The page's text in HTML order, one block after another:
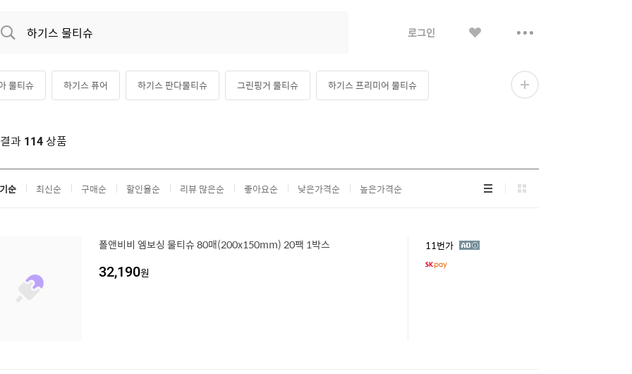
로그인 보
물티슈 하기스 퓨어 하기스 판다물티슈 그린핑거 물티슈 하기스 프리미어 물티슈 더
과 114 상품
순 최신순 구매순 할인율순 리뷰 많은순 좋아요순 낮은가격순 높은가격순 리
스
그
리
폴앤비비 엠보싱 물티슈 80매(200x150mm) 20팩 1박스
32,190원
11번가 광